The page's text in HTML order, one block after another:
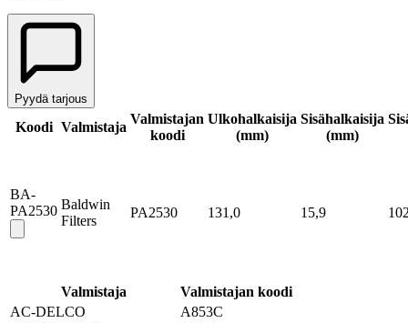
Pyydä tarjous
Koodi Valmistaja
Valmistajan
koodi
Ulkohalkaisija
(mm)
Sisähalkaisija
(mm)
BA-
PA2530 Baldwin
Filters
PA2530 131,0 15,9
Valmistaja
Valmistajan koodi
AC-DELCO
A853C